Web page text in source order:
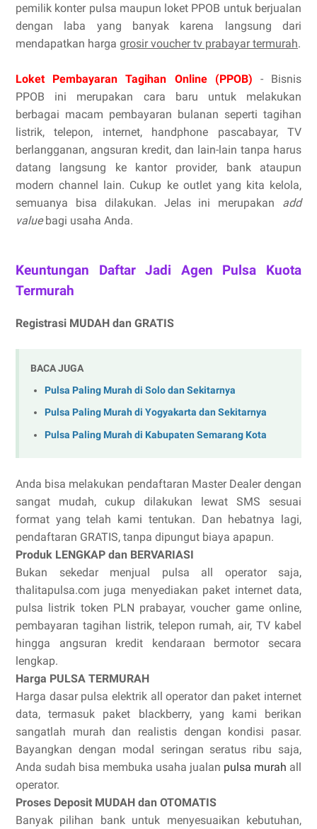
pemilik konter pulsa maupun loket PPOB untuk berjualan
dengan laba yang banyak karena langsung dari
mendapatkan harga grosir voucher tv prabayar termurah.
Loket Pembayaran Tagihan Online (PPOB) - Bisnis
PPOB ini merupakan cara baru untuk melakukan
berbagai macam pembayaran bulanan seperti tagihan
listrik, telepon, internet, handphone pascabayar, TV
berlangganan, angsuran kredit, dan lain-lain tanpa harus
datang langsung ke kantor provider, bank ataupun
modern channel lain. Cukup ke outlet yang kita kelola,
semuanya bisa dilakukan. Jelas ini merupakan add
valuebagi usaha Anda.
Keuntungan Daftar Jadi Agen Pulsa Kuota
Termurah
Registrasi MUDAH dan GRATIS
BACA JUGA
Pulsa Paling Murah di Solo dan Sekitarnya
Pulsa Paling Murah di Yogyakarta dan Sekitarnya
Pulsa Paling Murah di Kabupaten Semarang Kota
Anda bisa melakukan pendaftaran Master Dealer dengan
sangat mudah, cukup dilakukan lewat SMS sesuai
format yang telah kami tentukan. Dan hebatnya lagi,
pendaftaran GRATIS, tanpa dipungut biaya apapun.
Produk LENGKAP dan BERVARIASI
Bukan sekedar menjual pulsa all operator saja,
thalitapulsa.com juga menyediakan paket internet data,
pulsa listrik token PLN prabayar, voucher game online,
pembayaran tagihan listrik, telepon rumah, air, TV kabel
hingga angsuran kredit kendaraan bermotor secara
lengkap.
Harga PULSA TERMURAH
Harga dasar pulsa elektrik all operator dan paket internet
data, termasuk paket blackberry, yang kami berikan
sangatlah murah dan realistis dengan kondisi pasar.
Bayangkan dengan modal seringan seratus ribu saja,
Anda sudah bisa membuka usaha jualan pulsa murah all
operator.
Proses Deposit MUDAH dan OTOMATIS
Banyak pilihan bank untuk menyesuaikan kebutuhan,